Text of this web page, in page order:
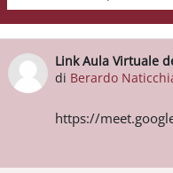
Link Aula Virtuale
di Berardo
Numero di risposte:
https://